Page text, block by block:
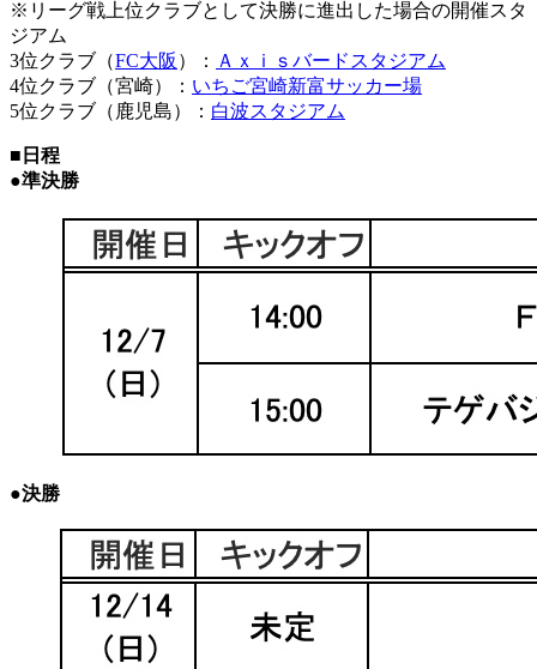
※リーグ戦上位クラブとして決勝に進出した場合の開催スタ
ジアム
3位クラブ（FC大阪 ）：
Ａｘｉｓバードスタジアム
4位クラブ（宮崎）： いちご宮崎新富サッカー場
5位クラブ（鹿児島）： 白波スタジアム
■日程
●準決勝
●決勝